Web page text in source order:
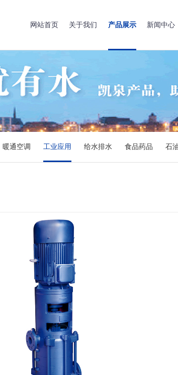
网站首页 关于我们 产品展示 新闻中心
暖通空调 工业应用 给水排水 食品药品 石